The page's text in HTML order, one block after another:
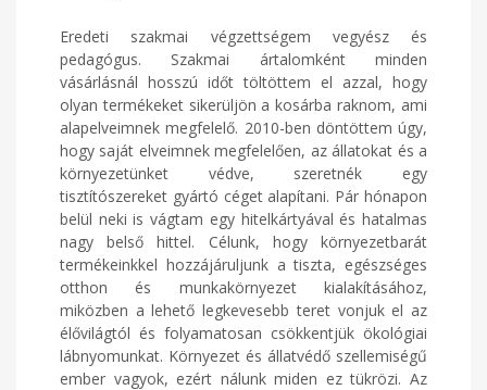
Eredeti szakmai végzettségem vegyész és
pedagógus. Szakmai ártalomként minden
vásárlásnál hosszú időt töltöttem el azzal, hogy
olyan termékeket sikerüljön a kosárba raknom, ami
alapelveimnek megfelelő. 2010-ben döntöttem úgy,
hogy saját elveimnek megfelelően, az állatokat és a
környezetünket védve, szeretnék egy
tisztítószereket gyártó céget alapítani. Pár hónapon
belül neki is vágtam egy hitelkártyával és hatalmas
nagy belső hittel. Célunk, hogy környezetbarát
termékeinkkel hozzájáruljunk a tiszta, egészséges
otthon és munkakörnyezet kialakításához,
miközben a lehető legkevesebb teret vonjuk el az
élővilágtól és folyamatosan csökkentjük ökológiai
lábnyomunkat. Környezet és állatvédő szellemiségű
ember vagyok, ezért nálunk miden ez tükrözi. Az